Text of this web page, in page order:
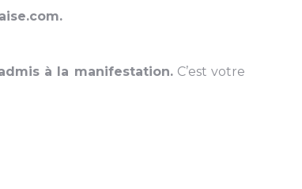
à la manifestation.C’est votre